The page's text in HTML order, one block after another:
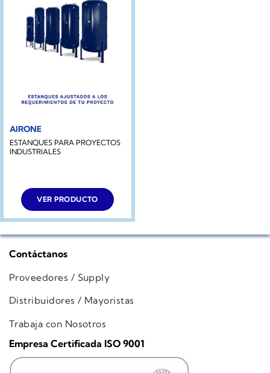
AIRONE
ESTANQUES PARA PROYECTOS
INDUSTRIALES
VER PRODUCTO
Contáctanos
Proveedores / Supply
Distribuidores / Mayoristas
Trabaja con Nosotros
Empresa Certificada ISO 9001